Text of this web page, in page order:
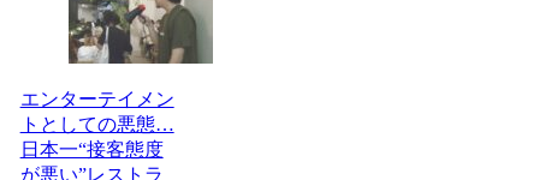
エンターテイメン
トとしての悪態…
日本一“接客態度
が悪い”レストラ